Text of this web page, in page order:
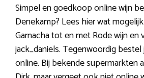
Simpel en goedkoop online wijn
Denekamp? Lees hier wat
Garnacha tot en met Rode wijn
jack_daniels. Tegenwoordig
online. Bij bekende supermarkten